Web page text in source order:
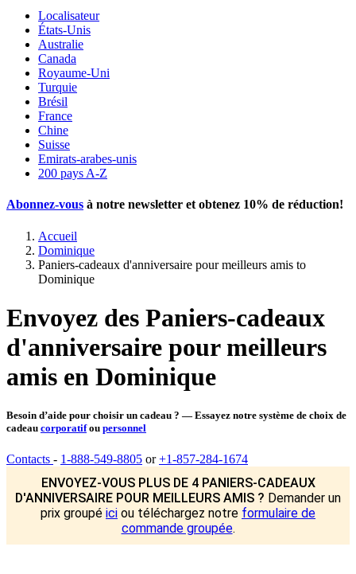
Localisateur
États-Unis
Australie
Canada
Royaume-Uni
Turquie
Brésil
France
Chine
Suisse
Emirats-arabes-unis
200 pays A-Z
Abonnez-vous à notre newsletter et obtenez 10% de réduction!
Accueil
Dominique
Paniers-cadeaux d'anniversaire pour meilleurs amis to
Dominique
Envoyez des Paniers-cadeaux
d'anniversaire pour meilleurs
amis en Dominique
Besoin d’aide pour choisir un cadeau ? — Essayez notre système de choix de
cadeau corporatifou personnel
Contacts - 1-888-549-8805 or+1-857-284-1674
ENVOYEZ-VOUS PLUS DE 4 PANIERS-CADEAUX
D'ANNIVERSAIRE POUR MEILLEURS AMIS ? Demander un
prix groupé ici ou téléchargez notre formulaire de
commande groupée.